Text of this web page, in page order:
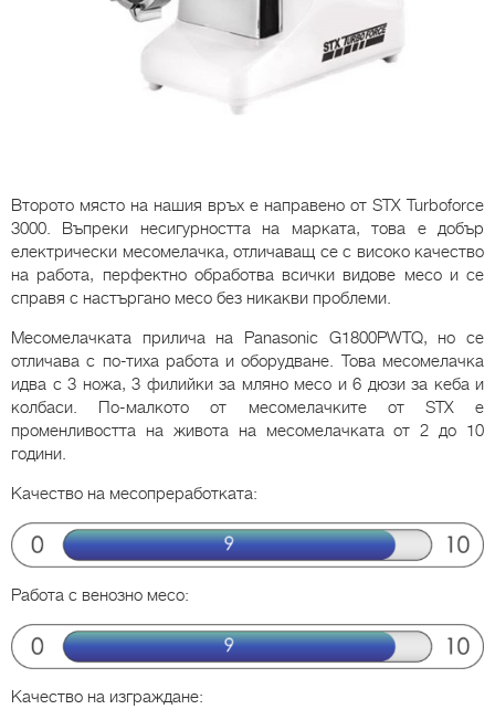
Второто място на нашия връх е направено от STX Turboforce
3000. Въпреки несигурността на марката, това е добър
електрически месомелачка, отличаващ се с високо качество
на работа, перфектно обработва всички видове месо и се
справя с настъргано месо без никакви проблеми.
Месомелачката прилича на Panasonic G1800PWTQ, но се
отличава с по-тиха работа и оборудване. Това месомелачка
идва с 3 ножа, 3 филийки за мляно месо и 6 дюзи за кеба и
колбаси. По-малкото от месомелачките от STX е
променливостта на живота на месомелачката от 2 до 10
години.
Качество на месопреработката:
Работа с венозно месо:
Качество на изграждане: